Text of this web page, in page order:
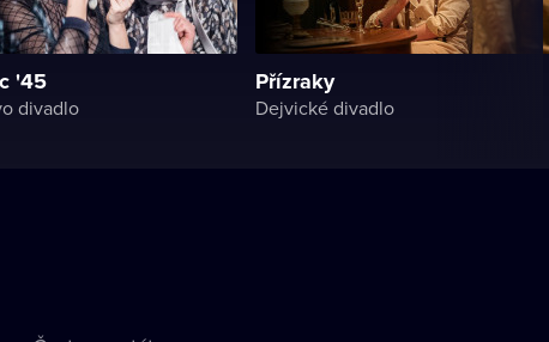
'45
divadlo
Přízraky
Dejvické divadlo